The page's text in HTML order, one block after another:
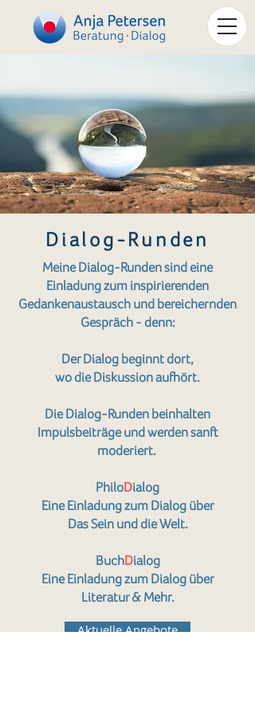
Dialog-Runden
Meine Dialog-Runden sind eine
Einladung zum inspirierenden
Gedankenaustausch und bereichernden
Gespräch - denn:
Der Dialog beginnt dort,
wo die Diskussion aufhört.
Die Dialog-Runden beinhalten
Impulsbeiträge und werden sanft
moderiert.
PhiloDialog
Eine Einladung zum Dialog über
Das Sein und die Welt.
BuchDialog
Eine Einladung zum Dialog über
Literatur & Mehr.
Aktuelle Angebote